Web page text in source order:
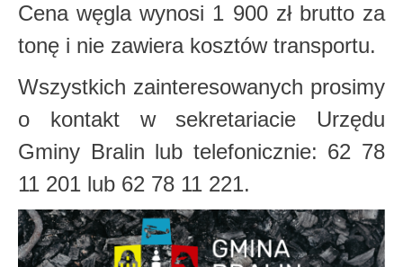
Cena węgla wynosi 1 900 zł brutto za
tonę i nie zawiera kosztów transportu.
Wszystkich zainteresowanych prosimy
o kontakt w sekretariacie Urzędu
Gminy Bralin lub telefonicznie: 62 78
11 201 lub 62 78 11 221.